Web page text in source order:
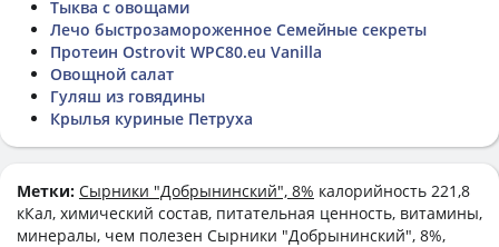
Тыква с овощами
Лечо быстрозамороженное Семейные секреты
Протеин Ostrovit WPC80.eu Vanilla
Овощной салат
Гуляш из говядины
Крылья куриные Петруха
Метки: Сырники "Добрынинский", 8% калорийность 221,8
кКал, химический состав, питательная ценность, витамины,
минералы, чем полезен Сырники "Добрынинский", 8%,